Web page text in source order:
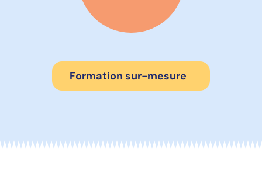
Formation sur-mesure